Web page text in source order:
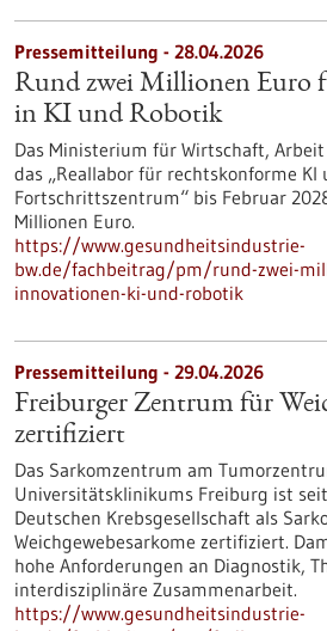
Pressemitteilung - 28.04.2026
Rund zwei Millionen Euro
in KI und Robotik
Das Ministerium für Wirtschaft,
das „Reallabor für rechtskonforme KI
Fortschrittszentrum“ bis Februar
Millionen Euro.
https://www.gesundheitsindustrie-
bw.de/fachbeitrag/pm/rund-zwei-
innovationen-ki-und-robotik
Pressemitteilung - 29.04.2026
Freiburger Zentrum für
zertifiziert
Das Sarkomzentrum am
Universitätsklinikums Freiburg ist
Deutschen Krebsgesellschaft als
Weichgewebesarkome zertifiziert.
hohe Anforderungen an Diagnostik,
interdisziplinäre Zusammenarbeit.
https://www.gesundheitsindustrie-